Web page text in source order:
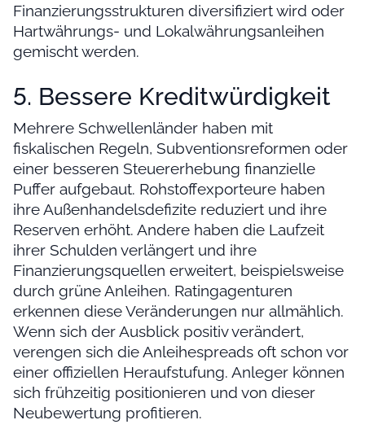
Finanzierungsstrukturen diversifiziert wird oder
Hartwährungs- und Lokalwährungsanleihen
gemischt werden.
5. Bessere Kreditwürdigkeit
Mehrere Schwellenländer haben mit
fiskalischen Regeln, Subventionsreformen oder
einer besseren Steuererhebung finanzielle
Puffer aufgebaut. Rohstoffexporteure haben
ihre Außenhandelsdefizite reduziert und ihre
Reserven erhöht. Andere haben die Laufzeit
ihrer Schulden verlängert und ihre
Finanzierungsquellen erweitert, beispielsweise
durch grüne Anleihen. Ratingagenturen
erkennen diese Veränderungen nur allmählich.
Wenn sich der Ausblick positiv verändert,
verengen sich die Anleihespreads oft schon vor
einer offiziellen Heraufstufung. Anleger können
sich frühzeitig positionieren und von dieser
Neubewertung profitieren.